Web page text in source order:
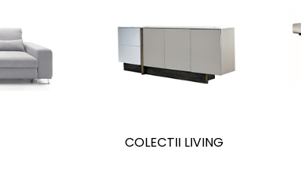
COLECTII LIVING